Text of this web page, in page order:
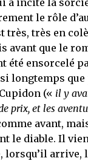
a incité la
le rôle
très, très en
avant que le
été ensorcelé
longtemps que
(« il y
prix, et les
avant,
le diable. Il
lorsqu’il